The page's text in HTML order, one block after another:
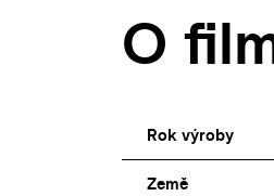
O
Rok výroby
Země